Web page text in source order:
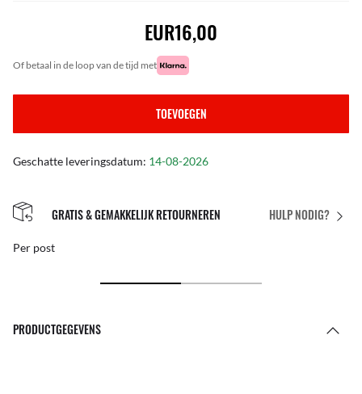
EUR16,00
of betaal in de loop van de tijd met
TOEVOEGEN
Geschatte leveringsdatum: 14-08-2026
HULP NODIG?
GRATIS & GEMAKKELIJK RETOURNEREN
Per post
PRODUCTGEGEVENS